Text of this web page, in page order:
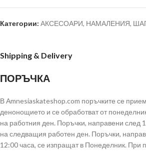
Категории: АКСЕСОАРИ, НАМАЛЕНИЯ,
Shipping & Delivery
ПОРЪЧКА
В Аmnesiaskateshop.com поръчките се
денонощието и се обработват от
на работния ден. Поръчки, направени след
на следващия работен ден. Поръчки,
12:00 часа, се изпращат в Понеделник. При